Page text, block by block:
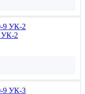
УК-2